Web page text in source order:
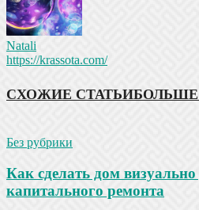
Natali
https://krassota.com/
СХОЖИЕ СТАТЬИБОЛЬШЕ
Без рубрики
Как сделать дом визуально
капитального ремонта